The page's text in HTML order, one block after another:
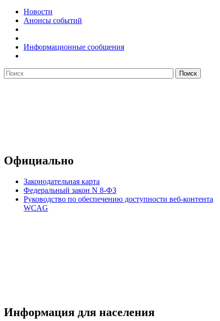
Новости
Анонсы событий
Информационные сообщения
Официально
Законодательная карта
Федеральный закон N 8-ФЗ
Руководство по обеспечению доступности веб-контента
WCAG
Информация для населения